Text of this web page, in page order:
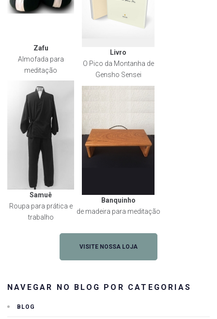
Zafu
Almofada para
meditação
Livro
O Pico da Montanha de
Gensho Sensei
Samuê
Roupa para prática e
trabalho
Banquinho
de madeira para meditação
VISITE NOSSA LOJA
NAVEGAR NO BLOG POR CATEGORIAS
BLOG